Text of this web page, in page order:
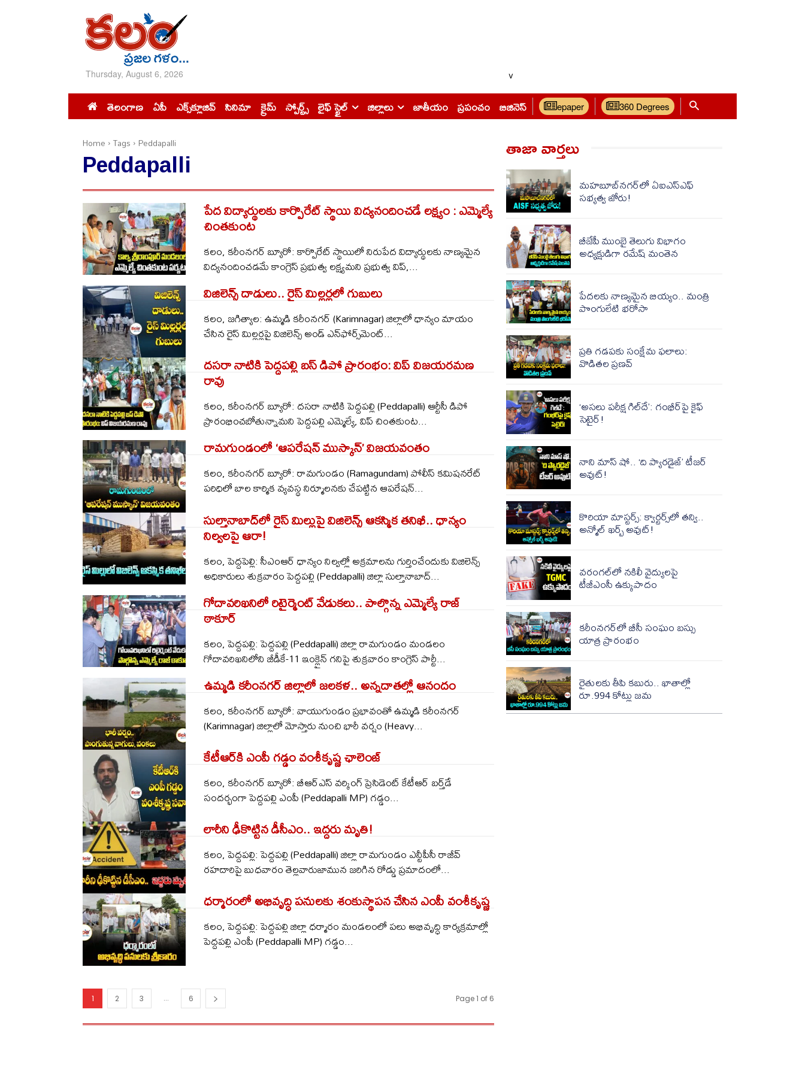
Thursday, August 6, 2026 v
తెలంగాణ ఏపీ ఎక్స్‌క్లూజివ్‌ సినిమా క్రైమ్ స్పోర్ట్స్ లైఫ్ స్టైల్ జిల్లాలు జాతీయం ప్రపంచం బిజినెస్ epaper 360 Degrees
Home Tags Peddapalli
Peddapalli
పేద విద్యార్థులకు కార్పొరేట్​ స్థాయి విద్యనందించడే లక్ష్యం : ఎమ్మెల్యే
చింతకుంట
కలం, కరీంనగర్ బ్యూరో: కార్పొరేట్ స్థాయిలో నిరుపేద విద్యార్థులకు నాణ్యమైన
విద్యనందించడమే కాంగ్రెస్ ప్రభుత్వ లక్ష్యమని ప్రభుత్వ విప్,...
విజిలెన్స్ దాడులు.. రైస్ మిల్లర్లలో గుబులు
కలం, జగిత్యాల: ఉమ్మడి కరీంనగర్ (Karimnagar) జిల్లాలో ధాన్యం మాయం
చేసిన రైస్ మిల్లర్లపై విజిలెన్స్ అండ్ ఎన్‌ఫోర్స్‌మెంట్...
దసరా నాటికి పెద్దపల్లి బస్ డిపో ప్రారంభం: విప్ విజయరమణ
రావు
కలం, కరీంనగర్ బ్యూరో: దసరా నాటికి పెద్దపల్లి (Peddapalli) ఆర్టీసీ డిపో
ప్రారంభించబోతున్నామని పెద్దపల్లి ఎమ్మెల్యే, విప్ చింతకుంట...
రామగుండంలో ‘ఆపరేషన్ ముస్కాన్’ విజయవంతం
కలం, కరీంనగర్ బ్యూరో: రామగుండం (Ramagundam) పోలీస్ కమిషనరేట్
పరిధిలో బాల కార్మిక వ్యవస్థ నిర్మూలనకు చేపట్టిన ఆపరేషన్...
సుల్తానాబాద్‌లో రైస్ మిల్లుపై విజిలెన్స్ ఆకస్మిక తనిఖీ.. ధాన్యం
నిల్వలపై ఆరా!
కలం, పెద్దపెల్లి: సీఎంఆర్ ధాన్యం నిల్వల్లో అక్రమాలను గుర్తించేందుకు విజిలెన్స్
అధికారులు శుక్రవారం పెద్దపల్లి (Peddapalli) జిల్లా సుల్తానాబాద్...
గోదావరిఖనిలో రిటైర్మెంట్ వేడుకలు.. పాల్గొన్న ఎమ్మెల్యే రాజ్
ఠాకూర్
కలం, పెద్దపల్లి: పెద్దపల్లి (Peddapalli) జిల్లా రామగుండం మండలం
గోదావరిఖనిలోని జీడీకే-11 ఇంక్లైన్ గనిపై శుక్రవారం కాంగ్రెస్ పార్టీ...
ఉమ్మడి కరీంనగర్ జిల్లాలో జలకళ.. అన్నదాతల్లో ఆనందం
కలం, కరీంనగర్ బ్యూరో: వాయుగుండం ప్రభావంతో ఉమ్మడి కరీంనగర్
(Karimnagar) జిల్లాలో మోస్తారు నుంచి భారీ వర్షం (Heavy...
కేటీఆర్‌కి ఎంపీ గడ్డం వంశీకృష్ణ ఛాలెంజ్
కలం, కరీంనగర్ బ్యూరో: బీఆర్ఎస్ వర్కింగ్ ప్రెసిడెంట్ కేటీఆర్ బర్త్‌డే
సందర్భంగా పెద్దపల్లి ఎంపీ (Peddapalli MP) గడ్డం...
లారీని ఢీకొట్టిన డీసీఎం.. ఇద్దరు మృతి!
కలం, పెద్దపల్లి: పెద్దపల్లి (Peddapalli) జిల్లా రామగుండం ఎన్టీపీసీ రాజీవ్
రహదారిపై బుధవారం తెల్లవారుజామున జరిగిన రోడ్డు ప్రమాదంలో...
ధర్మారంలో అభివృద్ధి పనులకు శంకుస్థాపన చేసిన ఎంపీ వంశీకృష్ణ
కలం, పెద్దపల్లి: పెద్దపల్లి జిల్లా ధర్మారం మండలంలో పలు అభివృద్ధి కార్యక్రమాల్లో
పెద్దపల్లి ఎంపీ (Peddapalli MP) గడ్డం...
1 2 3 ... 6 Page 1 of 6
తాజా వార్త‌లు
మహబూబ్‌నగర్‌లో ఏఐఎస్ఎఫ్
సభ్యత్వ జోరు!
బీజేపీ ముంబై తెలుగు విభాగం
అధ్యక్షుడిగా రమేష్ మంతెన
పేదలకు నాణ్యమైన బియ్యం.. మంత్రి
పొంగులేటి భరోసా
ప్రతి గడపకు సంక్షేమ ఫలాలు:
వొడితల ప్రణవ్
‘అసలు పరీక్ష గిల్‌దే’: గంభీర్‌పై కైఫ్
సెటైర్!
నాని మాస్ షో.. ‘ది ప్యారడైజ్’ టీజర్
అవుట్!
కొరియా మాస్టర్స్: క్వార్టర్స్‌లో తన్వి..
అన్మోల్ ఖర్బ్ అవుట్!
వరంగల్‌లో నకిలీ వైద్యులపై
టీజీఎంసీ ఉక్కుపాదం
కరీంనగర్‌లో బీసీ సంఘం బస్సు
యాత్ర ప్రారంభం
రైతులకు తీపి కబురు.. ఖాతాల్లో
రూ.994 కోట్లు జమ